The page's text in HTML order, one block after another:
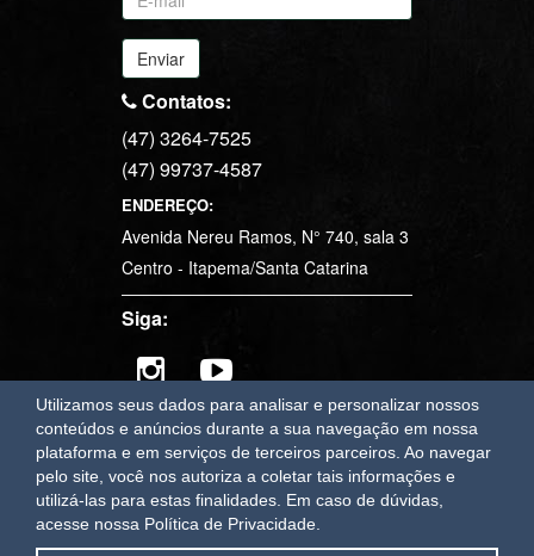
Utilizamos seus dados para analisar e personalizar nossos
conteúdos e anúncios durante a sua navegação em nossa
plataforma e em serviços de terceiros parceiros. Ao navegar
pelo site, você nos autoriza a coletar tais informações e
utilizá-las para estas finalidades. Em caso de dúvidas,
acesse nossa Política de Privacidade.
Enviar
Contatos:
(47) 3264-7525
(47) 99737-4587
ENDEREÇO:
Avenida Nereu Ramos, N° 740, sala 3
Centro - Itapema/Santa Catarina
OAWEB sistemas e sites para imobiliárias em Itapema